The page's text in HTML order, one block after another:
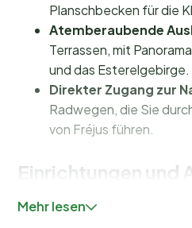
Planschbecken für die
Atemberaubende
Terrassen, mit
und das Esterelgebirge.
Direkter Zugang zur
Radwegen, die Sie
von Fréjus führen.
Einrichtungen und
Mehr lesen